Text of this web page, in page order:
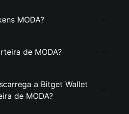
MODA?
de MODA?
a Bitget Wallet
de MODA?